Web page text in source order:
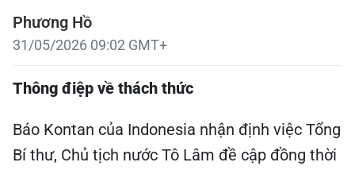
Phương Hồ
31/05/2026 09:02 GMT+
Thông điệp về thách thức
Báo Kontan của Indonesia nhận định việc Tổng
Bí thư, Chủ tịch nước Tô Lâm đề cập đồng thời